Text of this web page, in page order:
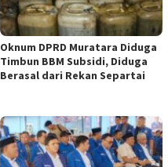
Oknum DPRD Muratara Diduga
Timbun BBM Subsidi, Diduga
Berasal dari Rekan Separtai